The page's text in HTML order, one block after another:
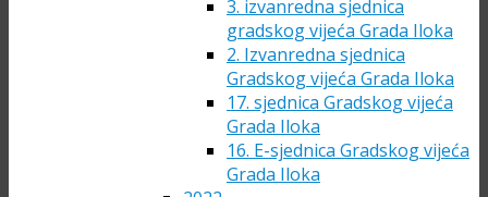
3. izvanredna sjednica
gradskog vijeća Grada Iloka
2. Izvanredna sjednica
Gradskog vijeća Grada Iloka
17. sjednica Gradskog vijeća
Grada Iloka
16. E-sjednica Gradskog vijeća
Grada Iloka